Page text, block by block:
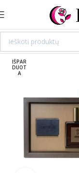
IŠPAR
DUOT
A